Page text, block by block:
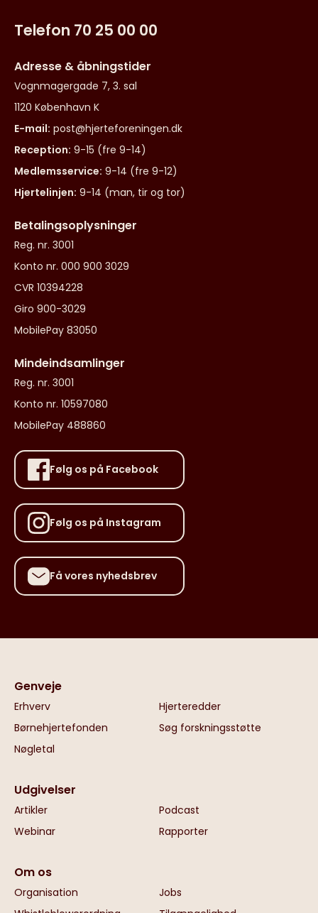
Telefon 70 25 00 00
Adresse & åbningstider
Vognmagergade 7, 3. sal
1120 København K
E-mail: post@hjerteforeningen.dk
Reception: 9-15 (fre 9-14)
Medlemsservice: 9-14 (fre 9-12)
Hjertelinjen: 9-14 (man, tir og tor)
Betalingsoplysninger
Reg. nr. 3001
Konto nr. 000 900 3029
CVR 10394228
Giro 900-3029
MobilePay 83050
Mindeindsamlinger
Reg. nr. 3001
Konto nr. 10597080
MobilePay 488860
Følg os på Facebook
Følg os på Instagram
Få vores nyhedsbrev
Genveje
Erhverv
Hjerteredder
Børnehjertefonden
Søg forskningsstøtte
Nøgletal
Udgivelser
Artikler
Podcast
Webinar
Rapporter
Om os
Organisation
Jobs